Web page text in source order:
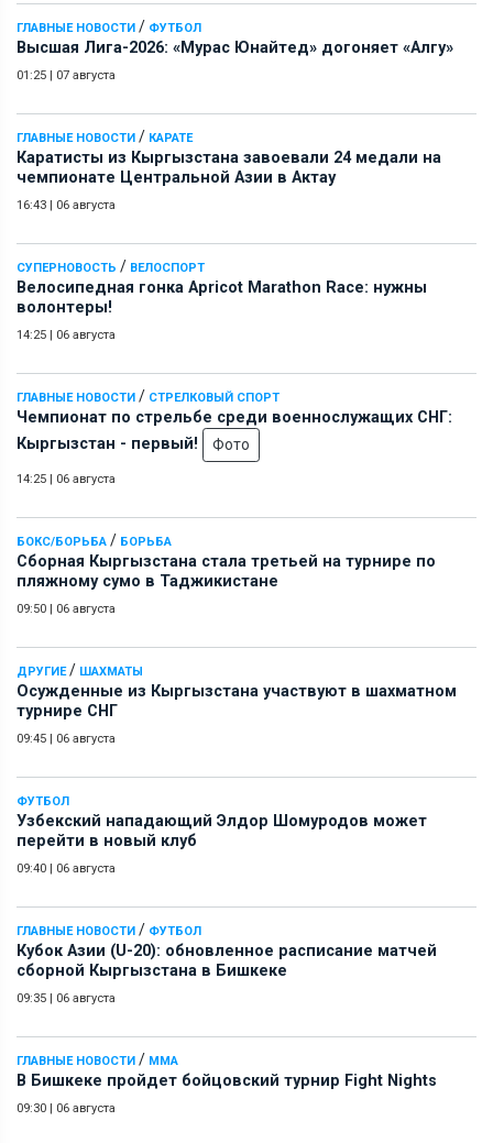
ГЛАВНЫЕ НОВОСТИ / ФУТБОЛ
Высшая Лига-2026: «Мурас Юнайтед» догоняет «Алгу»
01:25 | 07 августа
ГЛАВНЫЕ НОВОСТИ / КАРАТЕ
Каратисты из Кыргызстана завоевали 24 медали на
чемпионате Центральной Азии в Актау
16:43 | 06 августа
СУПЕРНОВОСТЬ / ВЕЛОСПОРТ
Велосипедная гонка Apricot Marathon Race: нужны
волонтеры!
14:25 | 06 августа
ГЛАВНЫЕ НОВОСТИ / СТРЕЛКОВЫЙ СПОРТ
Чемпионат по стрельбе среди военнослужащих СНГ:
Кыргызстан - первый!
Фото
14:25 | 06 августа
БОКС/БОРЬБА / БОРЬБА
Сборная Кыргызстана стала третьей на турнире по
пляжному сумо в Таджикистане
09:50 | 06 августа
ДРУГИЕ/ ШАХМАТЫ
Осужденные из Кыргызстана участвуют в шахматном
турнире СНГ
09:45 | 06 августа
ФУТБОЛ
Узбекский нападающий Элдор Шомуродов может
перейти в новый клуб
09:40 | 06 августа
ГЛАВНЫЕ НОВОСТИ / ФУТБОЛ
Кубок Азии (U-20): обновленное расписание матчей
сборной Кыргызстана в Бишкеке
09:35 | 06 августа
ГЛАВНЫЕ НОВОСТИ / ММА
В Бишкеке пройдет бойцовский турнир Fight Nights
09:30 | 06 августа